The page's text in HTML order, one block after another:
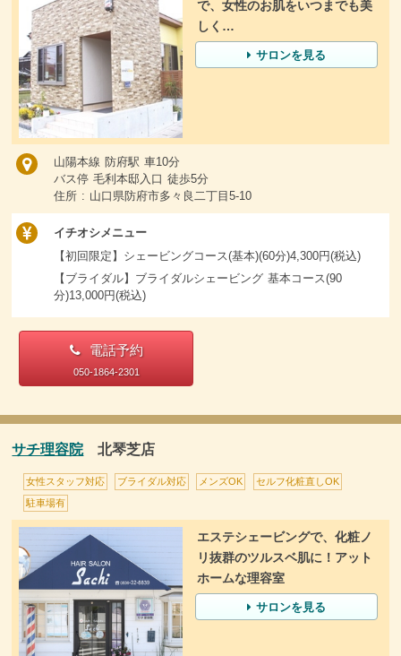
で、女性のお肌をいつまでも美
しく…
サロンを見る
山陽本線 防府駅 車10分
バス停 毛利本邸入口 徒歩5分
住所 : 山口県防府市多々良二丁目5-10
イチオシメニュー
【初回限定】シェービングコース(基本)(60分)4,300円(税込)
【ブライダル】ブライダルシェービング 基本コース(90
分)13,000円(税込)
電話予約
050-1864-2301
サチ理容院北琴芝店
女性スタッフ対応 ブライダル対応 メンズOK セルフ化粧直しOK
駐車場有
エステシェービングで、化粧ノ
リ抜群のツルスベ肌に！アット
ホームな理容室
サロンを見る